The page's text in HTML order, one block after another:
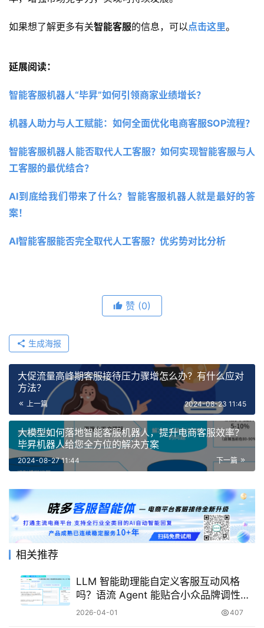
如果想了解更多有关智能客服的信息，可以点击这里。
延展阅读：
智能客服机器人“毕昇”如何引领商家业绩增长？
机器人助力与人工赋能：如何全面优化电商客服SOP流程？
智能客服机器人能否取代人工客服？如何实现智能客服与人
工客服的最优结合？
AI到底给我们带来了什么？智能客服机器人就是最好的答
案！
AI智能客服能否完全取代人工客服？优劣势对比分析
赞 (0)
生成海报
大促流量高峰期客服接待压力骤增怎么办？有什么应对
方法？
上一篇 2024-08-23 11:45
大模型如何落地智能客服机器人，提升电商客服效率？
毕昇机器人给您全方位的解决方案
下一篇
2024-08-27 11:44
相关推荐
LLM 智能助理能自定义客服互动风格
吗？语流 Agent 能贴合小众品牌调性
吗？
2026-04-01 407